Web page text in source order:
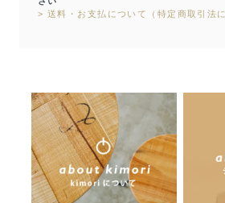
> 送料・お支払について（特定商取引法